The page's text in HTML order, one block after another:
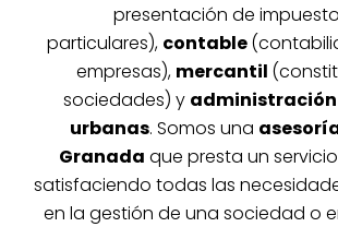
presentación de
particulares), contable
empresas), mercantil
sociedades) y
urbanas. Somos una
Granada que presta un
satisfaciendo todas las
en la gestión de una sociedad o